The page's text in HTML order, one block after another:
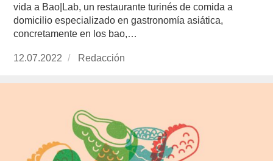
vida a Bao|Lab, un restaurante turinés de comida a
domicilio especializado en gastronomía asiática,
concretamente en los bao,…
Publicado
12.07.2022 https://www.experimenta.es/author/redaccion/
Redacción